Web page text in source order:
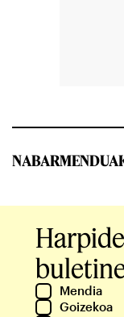
Mendia
Goizekoa